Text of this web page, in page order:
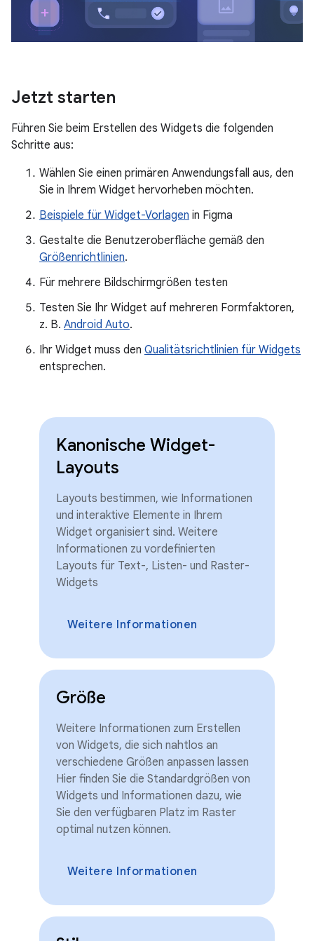
Jetzt starten
Führen Sie beim Erstellen des Widgets die folgenden
Schritte aus:
Wählen Sie einen primären Anwendungsfall aus, den
Sie in Ihrem Widget hervorheben möchten.
Beispiele für Widget-Vorlagen in Figma
Gestalte die Benutzeroberfläche gemäß den
Größenrichtlinien.
Für mehrere Bildschirmgrößen testen
Testen Sie Ihr Widget auf mehreren Formfaktoren,
z. B. Android Auto.
Ihr Widget muss den Qualitätsrichtlinien für Widgets
entsprechen.
Kanonische Widget-
Layouts
Layouts bestimmen, wie Informationen
und interaktive Elemente in Ihrem
Widget organisiert sind. Weitere
Informationen zu vordefinierten
Layouts für Text-, Listen- und Raster-
Widgets
Weitere Informationen
Größe
Weitere Informationen zum Erstellen
von Widgets, die sich nahtlos an
verschiedene Größen anpassen lassen
Hier finden Sie die Standardgrößen von
Widgets und Informationen dazu, wie
Sie den verfügbaren Platz im Raster
optimal nutzen können.
Weitere Informationen